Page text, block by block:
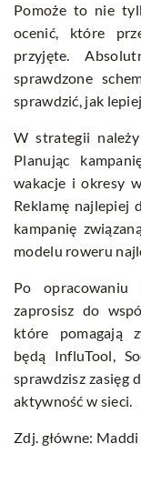
Pomoże to nie
ocenić, które
przyjęte.
sprawdzone
sprawdzić, jak
W strategii
Planując
wakacje i okresy
Reklamę najlepiej
kampanię
modelu roweru
Po opracowaniu
zaprosisz do
które pomagają
będą InfluTool,
sprawdzisz zasięg
aktywność w sieci.
Zdj. główne: